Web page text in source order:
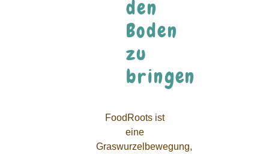
den
Boden
zu
bringen
FoodRoots ist
eine
Graswurzelbewegung,